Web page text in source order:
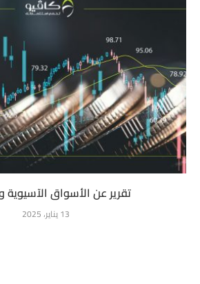
تقرير عن الأسواق الآسيوية
13 يناير، 2025